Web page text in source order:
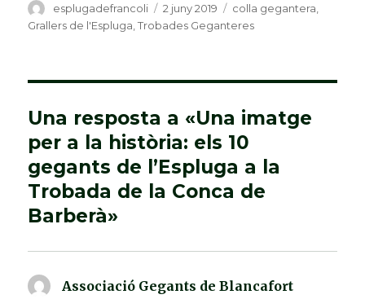
Autor
esplugadefrancoli
Publicat
el
2 juny 2019 Categories
colla gegantera
Grallers de l'Espluga ,Trobades Geganteres
Una resposta a «Una imatge
per a la història: els 10
gegants de l’Espluga a la
Trobada de la Conca de
Barberà»
Associació Gegants de Blancafort